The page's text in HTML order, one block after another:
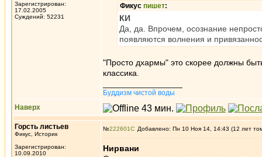
Зарегистрирован:
17.02.2005
Суждений: 52231
Фикус пишет:
КИ
Да, да. Впрочем, осознание
появляются волнения и
"Просто дхармы" это скорее должны
классика.
Буддизм чистой воды
Наверх
Горсть листьев
Фикус, Историк
Зарегистрирован:
10.09.2010
№222601 Добавлено: Пн 10 Ноя 14, 14:43 (12 лет
Нирвани